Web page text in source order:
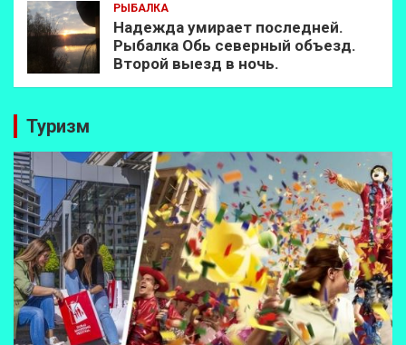
РЫБАЛКА
Надежда умирает последней.
Рыбалка Обь северный объезд.
Второй выезд в ночь.
Туризм